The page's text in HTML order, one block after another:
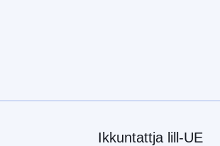
Ikkuntattja lill-UE